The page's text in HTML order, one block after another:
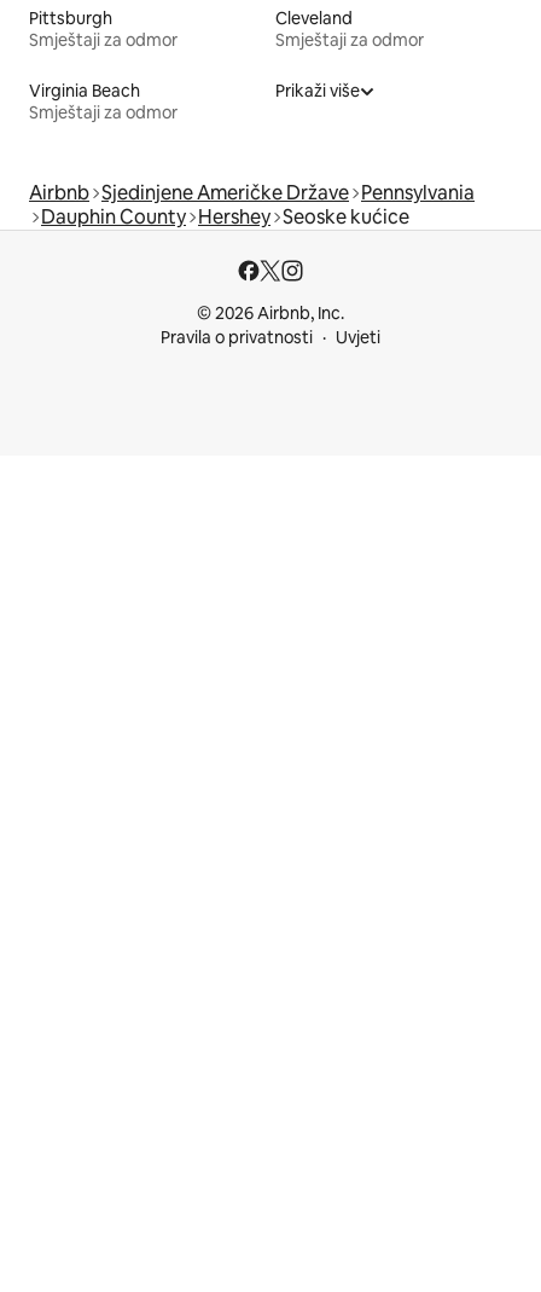
Pittsburgh
Smještaji za odmor
Cleveland
Smještaji za odmor
Virginia Beach
Smještaji za odmor
Prikaži više
Airbnb Sjedinjene Američke Države Pennsylvania
Dauphin County Hershey Seoske kućice
© 2026 Airbnb, Inc.
Pravila o privatnosti
Uvjeti